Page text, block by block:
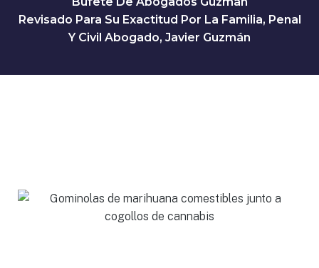
Revisado Para Su Exactitud Por La Familia, Penal
Y Civil Abogado, Javier Guzmán